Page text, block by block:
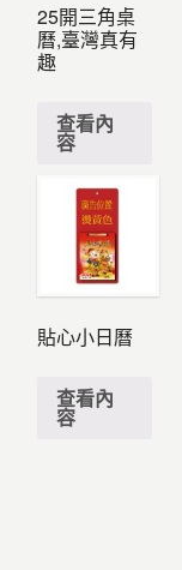
25開三角桌
曆,臺灣真有
趣
查看內
容
貼心小日曆
查看內
容